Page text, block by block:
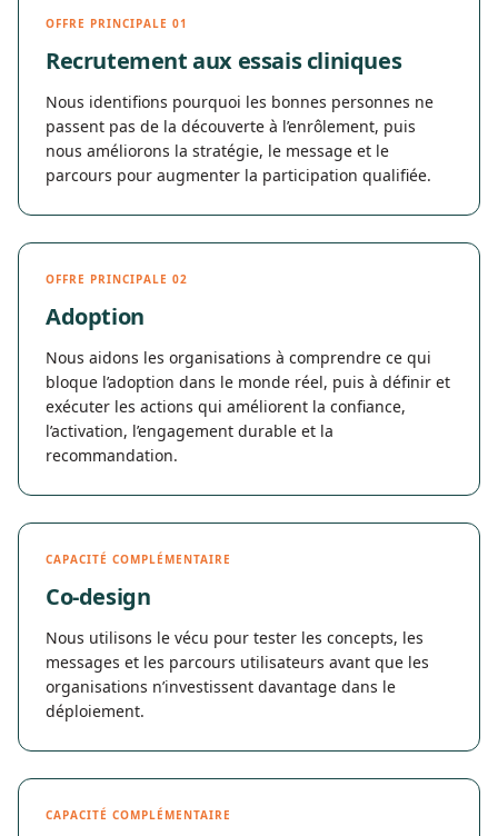
OFFRE PRINCIPALE 01
Recrutement aux essais cliniques
Nous identifions pourquoi les bonnes personnes ne
passent pas de la découverte à l’enrôlement, puis
nous améliorons la stratégie, le message et le
parcours pour augmenter la participation qualifiée.
OFFRE PRINCIPALE 02
Adoption
Nous aidons les organisations à comprendre ce qui
bloque l’adoption dans le monde réel, puis à définir et
exécuter les actions qui améliorent la confiance,
l’activation, l’engagement durable et la
recommandation.
CAPACITÉ COMPLÉMENTAIRE
Co-design
Nous utilisons le vécu pour tester les concepts, les
messages et les parcours utilisateurs avant que les
organisations n’investissent davantage dans le
déploiement.
CAPACITÉ COMPLÉMENTAIRE